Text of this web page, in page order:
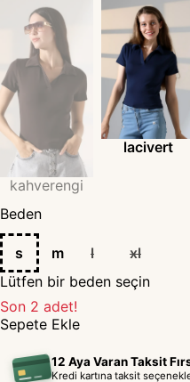
kahverengi
lacivert
Beden
s m l
xl
Lütfen bir beden seçin
Son 2 adet!
Sepete Ekle
12 Aya Varan Taksit
Kredi kartına taksit